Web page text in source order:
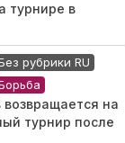
турнире в
рубрики RU
на
турнир после